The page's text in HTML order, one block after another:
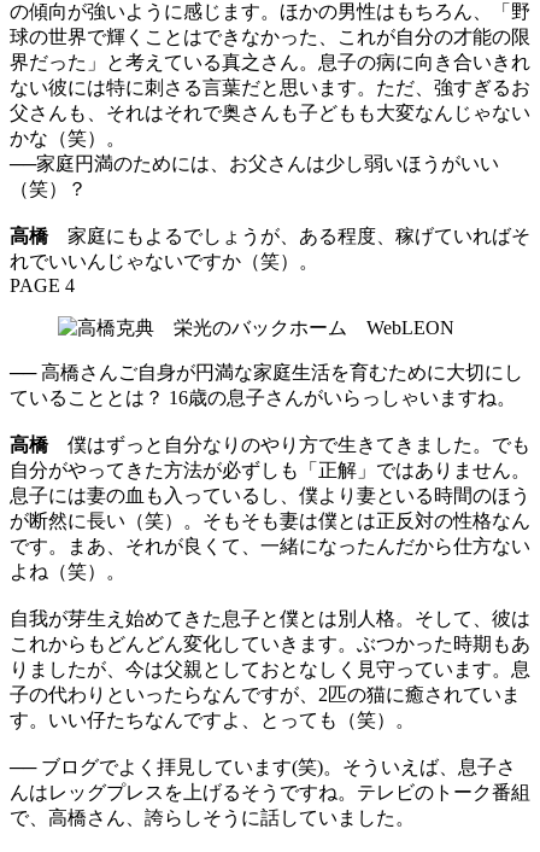
の傾向が強いように感じます。ほかの男性はもちろん、「野
球の世界で輝くことはできなかった、これが自分の才能の限
界だった」と考えている真之さん。息子の病に向き合いきれ
ない彼には特に刺さる言葉だと思います。ただ、強すぎるお
父さんも、それはそれで奥さんも子どもも大変なんじゃない
かな（笑）。
──家庭円満のためには、お父さんは少し弱いほうがいい
（笑）？
高橋家庭にもよるでしょうが、ある程度、稼げていればそ
れでいいんじゃないですか（笑）。
PAGE 4
── 高橋さんご自身が円満な家庭生活を育むために大切にし
ていることとは？ 16歳の息子さんがいらっしゃいますね。
高橋僕はずっと自分なりのやり方で生きてきました。でも
自分がやってきた方法が必ずしも「正解」ではありません。
息子には妻の血も入っているし、僕より妻といる時間のほう
が断然に長い（笑）。そもそも妻は僕とは正反対の性格なん
です。まあ、それが良くて、一緒になったんだから仕方ない
よね（笑）。
自我が芽生え始めてきた息子と僕とは別人格。そして、彼は
これからもどんどん変化していきます。ぶつかった時期もあ
りましたが、今は父親としておとなしく見守っています。息
子の代わりといったらなんですが、2匹の猫に癒されていま
す。いい仔たちなんですよ、とっても（笑）。
── ブログでよく拝見しています(笑)。そういえば、息子さ
んはレッグプレスを上げるそうですね。テレビのトーク番組
で、高橋さん、誇らしそうに話していました。